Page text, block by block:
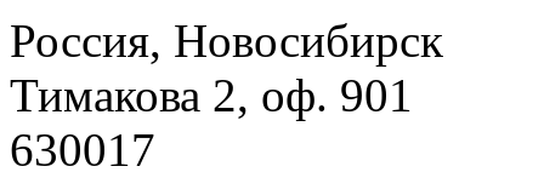
Россия, Новосибирск
Тимакова 2, оф. 901
630017